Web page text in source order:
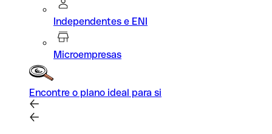
Independentes e ENI
Microempresas
Encontre o plano ideal para si